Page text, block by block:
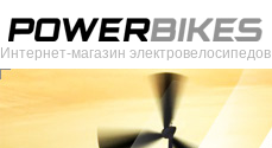
Интернет-магазин электровелосипедов